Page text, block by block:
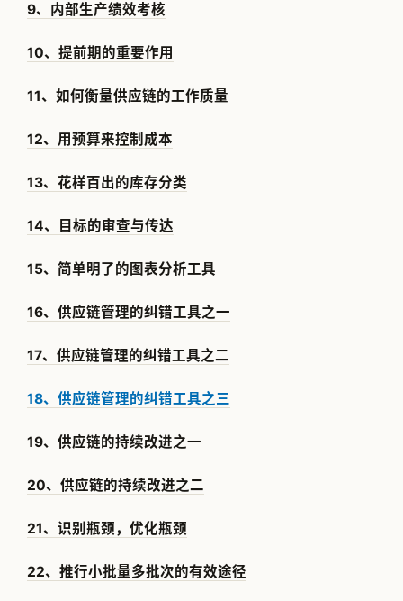
9、内部生产绩效考核
10、提前期的重要作用
11、如何衡量供应链的工作质量
12、用预算来控制成本
13、花样百出的库存分类
14、目标的审查与传达
15、简单明了的图表分析工具
16、供应链管理的纠错工具之一
17、供应链管理的纠错工具之二
18、供应链管理的纠错工具之三
19、供应链的持续改进之一
20、供应链的持续改进之二
21、识别瓶颈，优化瓶颈
22、推行小批量多批次的有效途径